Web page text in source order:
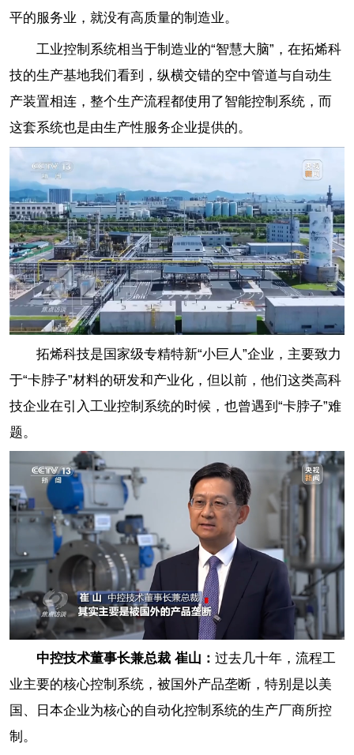
平的服务业，就没有高质量的制造业。
工业控制系统相当于制造业的“智慧大脑”，在拓烯科
技的生产基地我们看到，纵横交错的空中管道与自动生
产装置相连，整个生产流程都使用了智能控制系统，而
这套系统也是由生产性服务企业提供的。
拓烯科技是国家级专精特新“小巨人”企业，主要致力
于“卡脖子”材料的研发和产业化，但以前，他们这类高科
技企业在引入工业控制系统的时候，也曾遇到“卡脖子”难
题。
中控技术董事长兼总裁 崔山： 过去几十年，流程工
业主要的核心控制系统，被国外产品垄断，特别是以美
国、日本企业为核心的自动化控制系统的生产厂商所控
制。